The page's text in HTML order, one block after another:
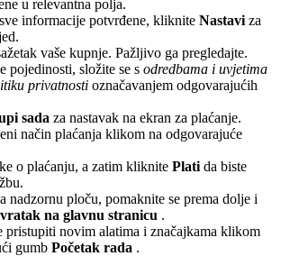
u relevantna polja.
informacije potvrđene, kliknite Nastavi za
vaše kupnje. Pažljivo ga pregledajte.
pojedinosti, složite se s odredbama i uvjetima
privatnosti označavanjem odgovarajućih
sada za nastavak na ekran za plaćanje.
način plaćanja klikom na odgovarajuće
o plaćanju, a zatim kliknite Plati da biste
nadzornu ploču, pomaknite se prema dolje i
na glavnu stranicu .
pristupiti novim alatima i značajkama klikom
gumb Početak rada .